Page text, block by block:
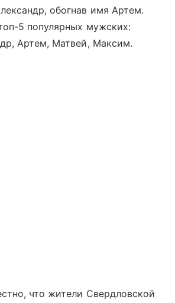
обогнав имя Артем.
5 популярных мужских:
Артем, Матвей, Максим.
что жители Свердловской